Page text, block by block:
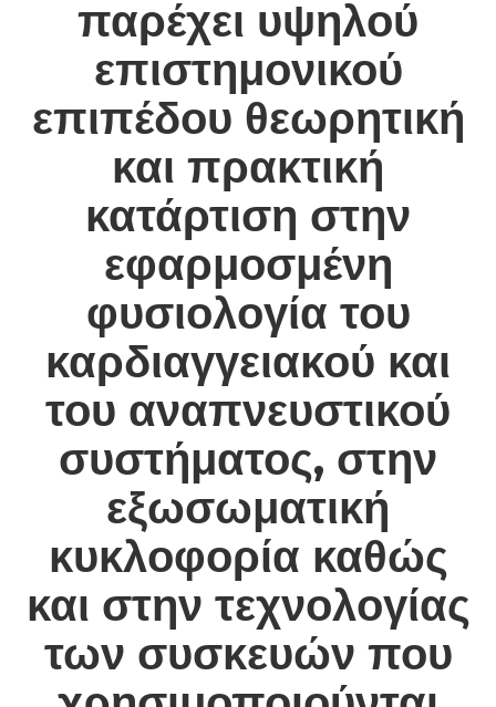
παρέχει υψηλού
επιστημονικού
επιπέδου θεωρητική
και πρακτική
κατάρτιση στην
εφαρμοσμένη
φυσιολογία του
καρδιαγγειακού και
του αναπνευστικού
συστήματος, στην
εξωσωματική
κυκλοφορία καθώς
και στην τεχνολογίας
των συσκευών που